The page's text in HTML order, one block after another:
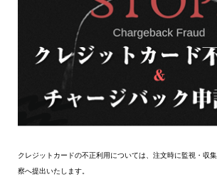
クレジットカードの不正利用については、注文時に監視・収
察へ提出いたします。